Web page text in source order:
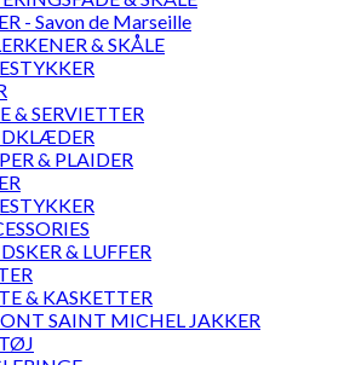
- Savon de Marseille
& SKÅLE
& SERVIETTER
& PLAIDER
& LUFFER
& KASKETTER
SAINT MICHEL JAKKER